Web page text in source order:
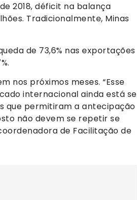
2018, déficit na balança
Tradicionalmente, Minas
de 73,6% nas exportações
nos próximos meses. “Esse
internacional ainda está se
que permitiram a antecipação
não devem se repetir se
de Facilitação de